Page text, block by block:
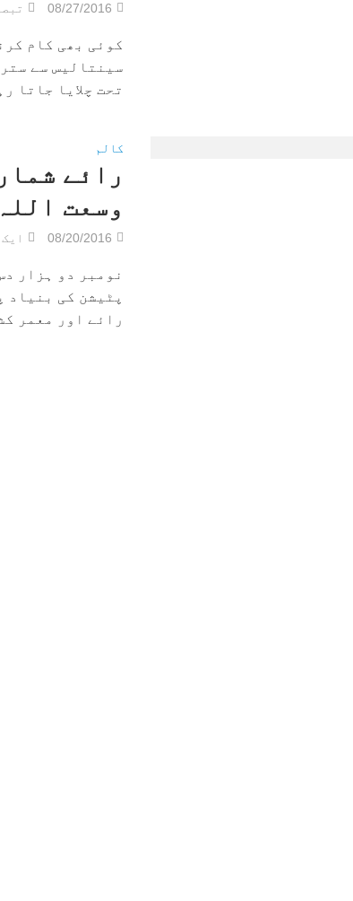
08/27/2016
کوئی بھی کام
سینتالیس سے
تحت چلایا جاتا
کالم
رائے
وسعت
08/20/2016 ایک
نومبر دو ہزار
پٹیشن کی بنیاد
رائے اور معمر